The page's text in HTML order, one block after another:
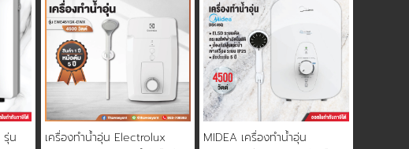
รุ่น
เครื่องทำน้ำอุ่น Electrolux
MIDEA เครื่องทำน้ำอุ่น